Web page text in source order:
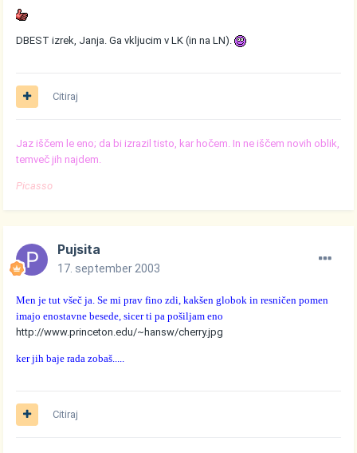
DBEST izrek, Janja. Ga vkljucim v LK (in na LN).
Citiraj
Jaz iščem le eno; da bi izrazil tisto, kar hočem. In ne iščem novih oblik,
temveč jih najdem.
Picasso
Pujsita
17. september 2003
Men je tut všeč ja. Se mi prav fino zdi, kakšen globok in resničen pomen
imajo enostavne besede, sicer ti pa pošiljam eno
http://www.princeton.edu/~hansw/cherry.jpg
ker jih baje rada zobaš.....
Citiraj